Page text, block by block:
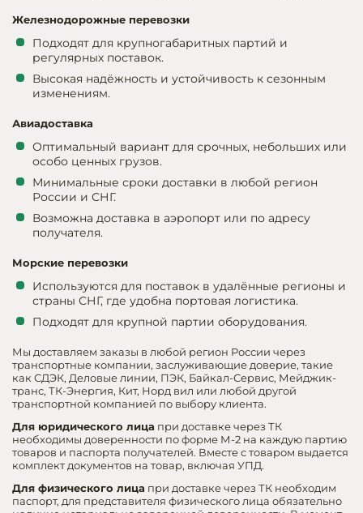
Железнодорожные перевозки
Подходят для крупногабаритных партий и
регулярных поставок.
Высокая надёжность и устойчивость к сезонным
изменениям.
Авиадоставка
Оптимальный вариант для срочных, небольших или
особо ценных грузов.
Минимальные сроки доставки в любой регион
России и СНГ.
Возможна доставка в аэропорт или по адресу
получателя.
Морские перевозки
Используются для поставок в удалённые регионы и
страны СНГ, где удобна портовая логистика.
Подходят для крупной партии оборудования.
Мы доставляем заказы в любой регион России через
транспортные компании, заслуживающие доверие, такие
как СДЭК, Деловые линии, ПЭК, Байкал-Сервис, Мейджик-
транс, ТК-Энергия, Кит, Норд вил или любой другой
транспортной компанией по выбору клиента.
Для юридического лица при доставке через ТК
необходимы доверенности по форме М-2 на каждую партию
товаров и паспорта получателей. Вместе с товаром выдается
комплект документов на товар, включая УПД.
Для физического лица при доставке через ТК необходим
паспорт, для представителя физического лица обязательно